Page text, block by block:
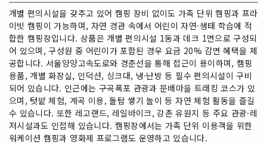
개별 편의시설을 갖추고 있어 캠핑 장비 없이도 가족 단위 캠핑과 프라
이빗 캠핑이 가능하며, 자연 경관 속에서 어린이 자연·생태 학습에 적
합한 캠핑장입니다. 상품은 개별 편의시설 1동과 데크 1면으로 구성되
어 있으며, 구성원 중 어린이가 포함된 경우 요금 20% 감면 혜택을 제
공합니다. 서울양양고속도로와 경춘선을 통해 접근이 용이하며, 캠핑
용품, 개별 화장실, 인덕션, 싱크대, 냉·난방 등 필수 편의시설이 구비
되어 있습니다. 인근에는 구곡폭포 관광과 문배마을 트래킹 코스가 있
으며, 텃밭 체험, 계곡 이용, 돌탑 쌓기 놀이 등 자연 체험 활동을 즐길
수 있습니다. 또한 레고랜드, 레일바이크, 강촌 유원지 등 주요 관광·레
저시설과도 인접해 있습니다. 캠핑장에서는 가족 단위 이용객을 위한
워케이션 캠핑과 영화제 프로그램도 운영하고 있습니다.